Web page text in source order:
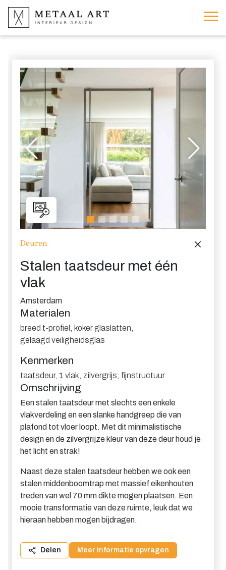
Deuren
Stalen taatsdeur met één
vlak
Amsterdam
Materialen
breed t-profiel koker glaslatten
gelaagd veiligheidsglas
Kenmerken
taatsdeur, 1 vlak zilvergrijs fijnstructuur
Omschrijving
Een stalen taatsdeur met slechts een enkele
vlakverdeling en een slanke handgreep die van
plafond tot vloer loopt. Met dit minimalistische
design en de zilvergrijze kleur van deze deur houd je
het licht en strak!
Naast deze stalen taatsdeur hebben we ook een
stalen middenboomtrap met massief eikenhouten
treden van wel 70 mm dikte mogen plaatsen. Een
mooie transformatie van deze ruimte, leuk dat we
hieraan hebben mogen bijdragen.
Delen Meer informatie opvragen